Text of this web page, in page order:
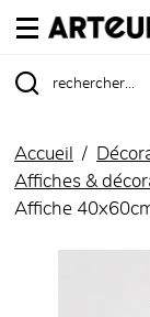
ARTEUM,
Accueil
Affiches &
Affiche